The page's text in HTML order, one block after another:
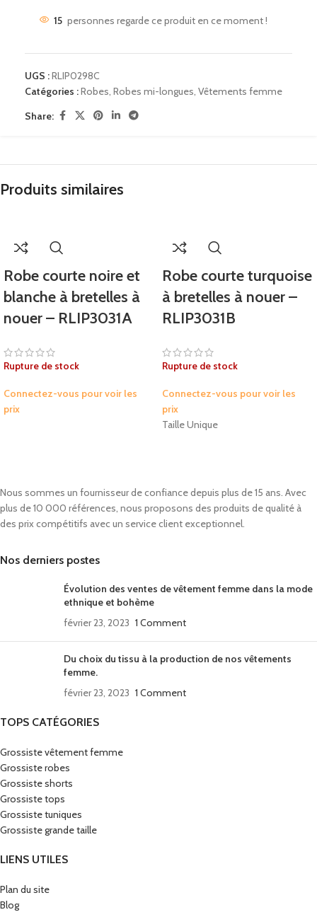
15 personnes regarde ce produit en ce moment !
UGS :RLIP0298C
Catégories :Robes, Robes mi-longues, Vêtements femme
Share:
Produits similaires
Robe courte noire et
blanche à bretelles à
nouer – RLIP3031A
Rupture de stock
Connectez-vous pour voir les
prix
Robe courte turquoise
à bretelles à nouer –
RLIP3031B
Rupture de stock
Connectez-vous pour voir les
prix
Taille Unique
Nous sommes un fournisseur de confiance depuis plus de 15 ans. Avec
plus de 10 000 références, nous proposons des produits de qualité à
des prix compétitifs avec un service client exceptionnel.
Nos derniers postes
Évolution des ventes de vêtement femme dans la mode
ethnique et bohème
février 23, 2023 1 Comment
Du choix du tissu à la production de nos vêtements
femme.
février 23, 2023 1 Comment
TOPS CATÉGORIES
Grossiste vêtement femme
Grossiste robes
Grossiste shorts
Grossiste tops
Grossiste tuniques
Grossiste grande taille
LIENS UTILES
Plan du site
Blog